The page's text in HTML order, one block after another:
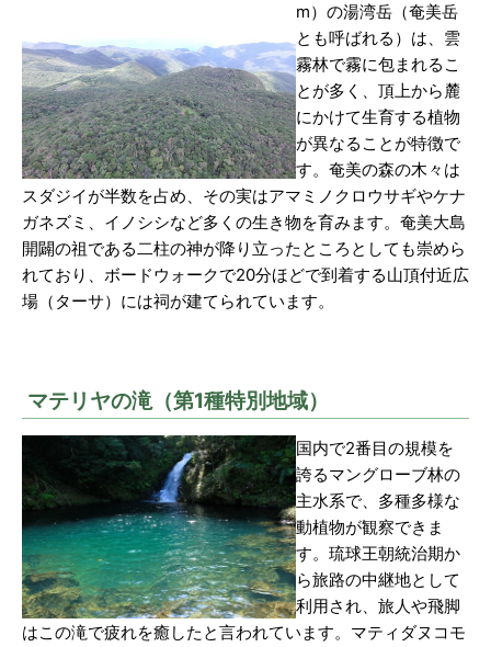
m）の湯湾岳（奄美岳
とも呼ばれる）は、雲
霧林で霧に包まれるこ
とが多く、頂上から麓
にかけて生育する植物
が異なることが特徴で
す。奄美の森の木々は
スダジイが半数を占め、その実はアマミノクロウサギやケナ
ガネズミ、イノシシなど多くの生き物を育みます。奄美大島
開闢の祖である二柱の神が降り立ったところとしても崇めら
れており、ボードウォークで20分ほどで到着する山頂付近広
場（ターサ）には祠が建てられています。
マテリヤの滝（第1種特別地域）
国内で2番目の規模を
誇るマングローブ林の
主水系で、多種多様な
動植物が観察できま
す。琉球王朝統治期か
ら旅路の中継地として
利用され、旅人や飛脚
はこの滝で疲れを癒したと言われています。マティダヌコモ